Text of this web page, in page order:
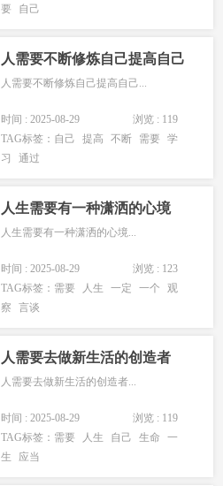
要
自己
人需要不断修炼自己提高自己
人需要不断修炼自己提高自己...
时间 : 2025-08-29
浏览 : 119
TAG标签： 自己 提高 不断 需要
学
习
通过
人生需要有一种潇洒的心境
人生需要有一种潇洒的心境...
时间 : 2025-08-29
浏览 : 123
TAG标签： 需要 人生 一定 一个
观
察
言谈
人需要去做新生活的创造者
人需要去做新生活的创造者...
时间 : 2025-08-29
浏览 : 119
TAG标签： 需要 人生 自己 生命
一
生
应当